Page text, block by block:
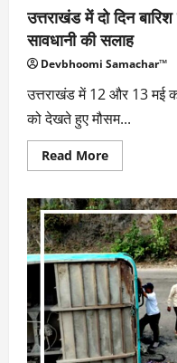
उत्तराखंड में दो दिन
सावधानी की सलाह
Devbhoomi Samachar™
उत्तराखंड में 12 और 13 मई
को देखते हुए मौसम...
Read MoreRead
more
में
दो
दिन
बारिश
का
ऑरेंज
अलर्ट,
यात्रियों
को
सावधानी
की
सलाह